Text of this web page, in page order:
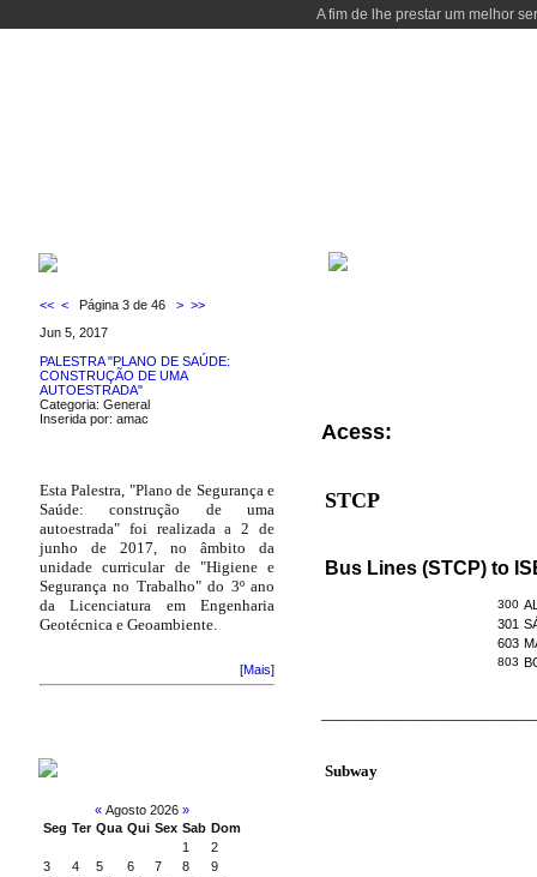
A fim de lhe prestar um melhor
<< < Página 3 de 46 > >>
Jun 5, 2017
PALESTRA "PLANO DE SAÚDE:
CONSTRUÇÃO DE UMA
AUTOESTRADA"
Categoria: General
Inserida por: amac
Esta Palestra, "Plano de Segurança e
Saúde: construção de uma
autoestrada" foi realizada a 2 de
junho de 2017, no âmbito da
unidade curricular de "Higiene e
Segurança no Trabalho" do 3º ano
da Licenciatura em Engenharia
Geotécnica e Geoambiente.
[Mais]
« Agosto 2026 »
Seg Ter Qua Qui Sex Sab Dom
1
2
3
4 5 6 7 8
9
Acess:
STCP
Bus Lines (STCP) to
300
301
603
803
Subway